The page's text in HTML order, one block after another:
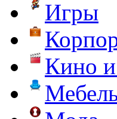
Игры
Кино